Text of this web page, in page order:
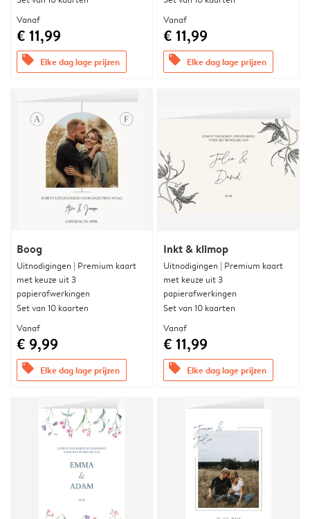
Vanaf
€ 11,99
offers Elke dag lage prijzen
Vanaf
€ 11,99
offers Elke dag lage prijzen
Boog
Uitnodigingen | Premium kaart
met keuze uit 3
papierafwerkingen
Set van 10 kaarten
Vanaf
€ 9,99
offers Elke dag lage prijzen
Inkt & klimop
Uitnodigingen | Premium kaart
met keuze uit 3
papierafwerkingen
Set van 10 kaarten
Vanaf
€ 11,99
offers Elke dag lage prijzen